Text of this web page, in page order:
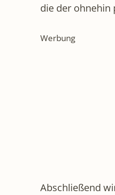
die der ohnehin
Werbung
Abschließend